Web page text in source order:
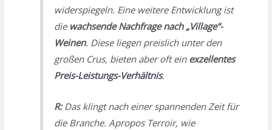
widerspiegeln. Eine weitere Entwicklung ist
die wachsende Nachfrage nach „Village“-
Weinen. Diese liegen preislich unter den
großen Crus, bieten aber oft ein exzellentes
Preis-Leistungs-Verhältnis.
R:Das klingt nach einer spannenden Zeit für
die Branche. Apropos Terroir, wie